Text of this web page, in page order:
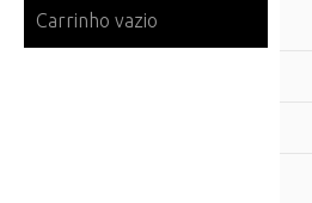
Carrinho vazio